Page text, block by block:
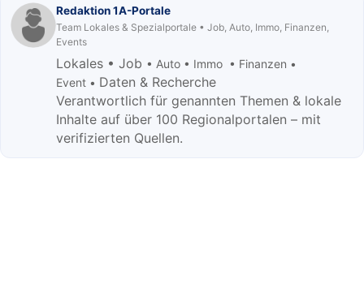
Redaktion 1A-Portale
Team Lokales & Spezialportale • Job, Auto, Immo, Finanzen,
Events
Lokales • Job • Auto • Immo • Finanzen •
Event • Daten & Recherche
Verantwortlich für genannten Themen & lokale
Inhalte auf über 100 Regionalportalen – mit
verifizierten Quellen.